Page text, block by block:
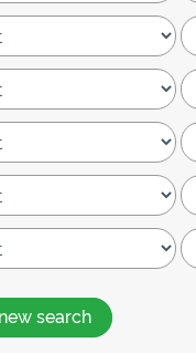
search